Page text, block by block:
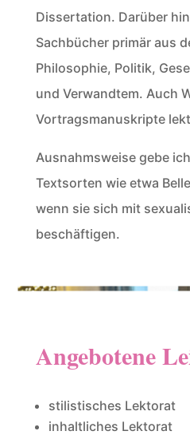
Dissertation. Darüber
Sachbücher primär aus
Philosophie, Politik,
und Verwandtem. Auch
Vortragsmanuskripte
Ausnahmsweise gebe
Textsorten wie etwa
wenn sie sich mit
beschäftigen.
Angebotene
stilistisches Lektorat
inhaltliches Lektorat